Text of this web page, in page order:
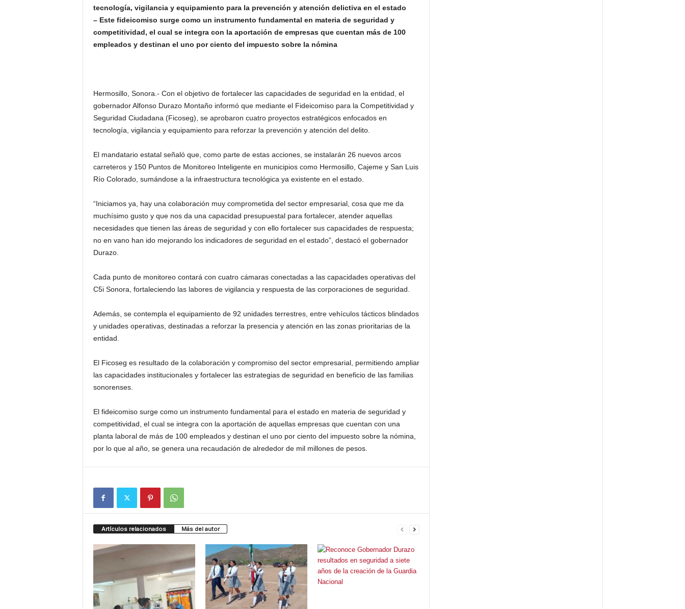
tecnología, vigilancia y equipamiento para la prevención y atención delictiva en el estado
– Este fideicomiso surge como un instrumento fundamental en materia de seguridad y
competitividad, el cual se integra con la aportación de empresas que cuentan más de 100
empleados y destinan el uno por ciento del impuesto sobre la nómina
Hermosillo, Sonora.- Con el objetivo de fortalecer las capacidades de seguridad en la entidad, el
gobernador Alfonso Durazo Montaño informó que mediante el Fideicomiso para la Competitividad y
Seguridad Ciudadana (Ficoseg), se aprobaron cuatro proyectos estratégicos enfocados en
tecnología, vigilancia y equipamiento para reforzar la prevención y atención del delito.
El mandatario estatal señaló que, como parte de estas acciones, se instalarán 26 nuevos arcos
carreteros y 150 Puntos de Monitoreo Inteligente en municipios como Hermosillo, Cajeme y San Luis
Río Colorado, sumándose a la infraestructura tecnológica ya existente en el estado.
“Iniciamos ya, hay una colaboración muy comprometida del sector empresarial, cosa que me da
muchísimo gusto y que nos da una capacidad presupuestal para fortalecer, atender aquellas
necesidades que tienen las áreas de seguridad y con ello fortalecer sus capacidades de respuesta;
no en vano han ido mejorando los indicadores de seguridad en el estado”, destacó el gobernador
Durazo.
Cada punto de monitoreo contará con cuatro cámaras conectadas a las capacidades operativas del
C5i Sonora, fortaleciendo las labores de vigilancia y respuesta de las corporaciones de seguridad.
Además, se contempla el equipamiento de 92 unidades terrestres, entre vehículos tácticos blindados
y unidades operativas, destinadas a reforzar la presencia y atención en las zonas prioritarias de la
entidad.
El Ficoseg es resultado de la colaboración y compromiso del sector empresarial, permitiendo ampliar
las capacidades institucionales y fortalecer las estrategias de seguridad en beneficio de las familias
sonorenses.
El fideicomiso surge como un instrumento fundamental para el estado en materia de seguridad y
competitividad, el cual se integra con la aportación de aquellas empresas que cuentan con una
planta laboral de más de 100 empleados y destinan el uno por ciento del impuesto sobre la nómina,
por lo que al año, se genera una recaudación de alrededor de mil millones de pesos.
Artículos relacionados Más del autor